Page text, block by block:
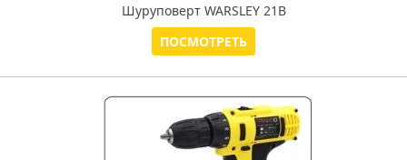
Шуруповерт WARSLEY 21В
ПОСМОТРЕТЬ